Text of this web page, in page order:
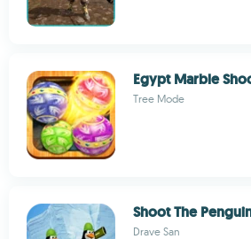
Egypt Marble
Tree Mode
Shoot The
Drave San